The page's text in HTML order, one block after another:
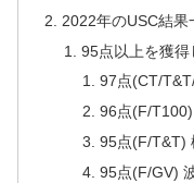
2022年のUSC結果
95点以上を獲
97点(CT/
96点(F/
95点(F/T&T)
95点(F/GV)